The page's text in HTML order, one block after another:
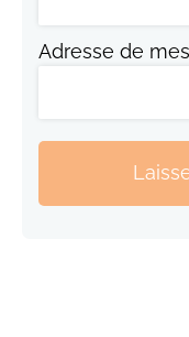
Adresse de